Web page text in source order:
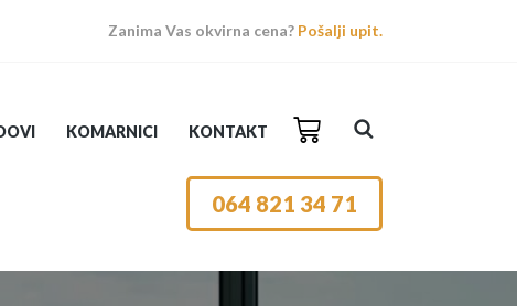
Zanima Vas okvirna cena? Pošalji upit.
KOMARNICI KONTAKT
064 821 34 71